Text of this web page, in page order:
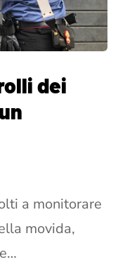
dei
a monitorare
movida,